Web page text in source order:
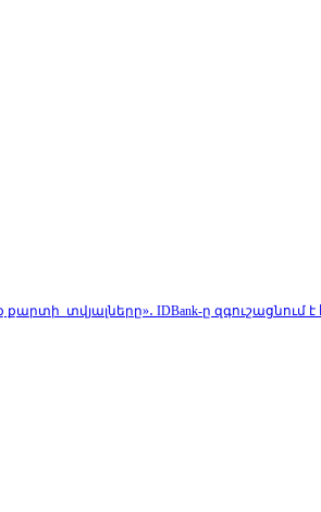
տվյալները»․ IDBank-ը զգուշացնում